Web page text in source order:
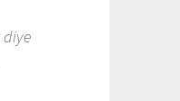
diye